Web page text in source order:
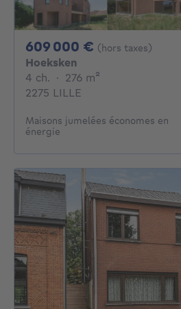
609 000 € 609000€
(hors taxes)
Hoeksken
4 ch. 4 chambres
· 276 m²
2275 LILLE
Maisons jumelées économes en
énergie